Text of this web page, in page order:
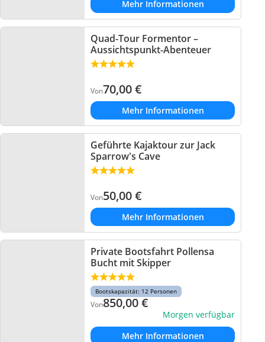
Mehr Informationen
Quad-Tour Formentor –
Aussichtspunkt-Abenteuer
Von70,00€
Mehr Informationen
Geführte Kajaktour zur Jack
Sparrow's Cave
Von50,00€
Mehr Informationen
Private Bootsfahrt Pollensa
Bucht mit Skipper
Bootskapazität: 12 Personen
Von850,00€
Morgen verfügbar
Mehr Informationen